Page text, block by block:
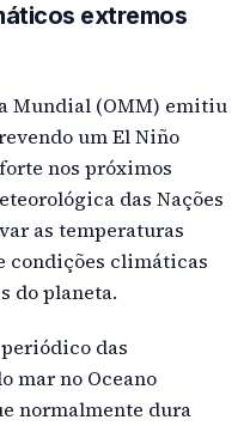
extremos
Mundial (OMM) emitiu
um El Niño
nos próximos
das Nações
as temperaturas
condições climáticas
do planeta.
das
mar no Oceano
normalmente dura